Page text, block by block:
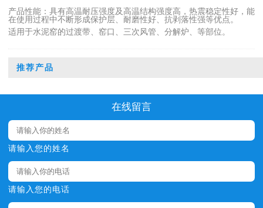
产品性能：具有高温耐压强度及高温结构强度高，热震稳定性好，能
在使用过程中不断形成保护层、耐磨性好、抗剥落性强等优点。
适用于水泥窑的过渡带、窑口、三次风管、分解炉、等部位。
推荐产品
在线留言
请输入您的姓名
请输入您的电话